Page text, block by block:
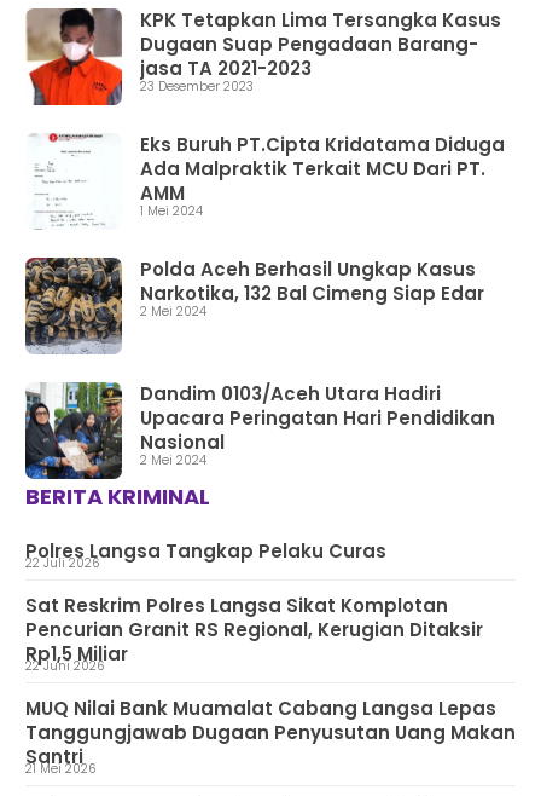
KPK Tetapkan Lima Tersangka Kasus
Dugaan Suap Pengadaan Barang-
jasa TA 2021-2023
23 Desember 2023
Eks Buruh PT.Cipta Kridatama Diduga
Ada Malpraktik Terkait MCU Dari PT.
AMM
1 Mei 2024
Polda Aceh Berhasil Ungkap Kasus
Narkotika, 132 Bal Cimeng Siap Edar
2 Mei 2024
Dandim 0103/Aceh Utara Hadiri
Upacara Peringatan Hari Pendidikan
Nasional
2 Mei 2024
BERITA KRIMINAL
Polres Langsa Tangkap Pelaku Curas
22 Juli 2026
Sat Reskrim Polres Langsa Sikat Komplotan
Pencurian Granit RS Regional, Kerugian Ditaksir
Rp1,5 Miliar
22 Juni 2026
MUQ Nilai Bank Muamalat Cabang Langsa Lepas
Tanggungjawab Dugaan Penyusutan Uang Makan
Santri
21 Mei 2026